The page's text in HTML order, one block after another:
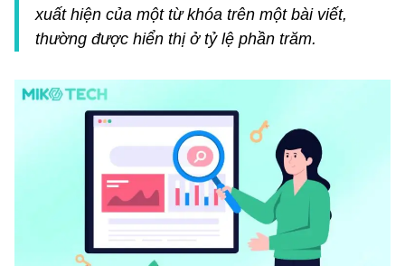
xuất hiện của một từ khóa trên một bài viết,
thường được hiển thị ở tỷ lệ phần trăm.